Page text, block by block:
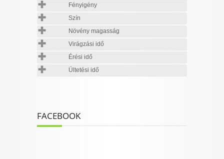
Fényigény
Szín
Növény magasság
Virágzási idő
Érési idő
Ültetési idő
FACEBOOK